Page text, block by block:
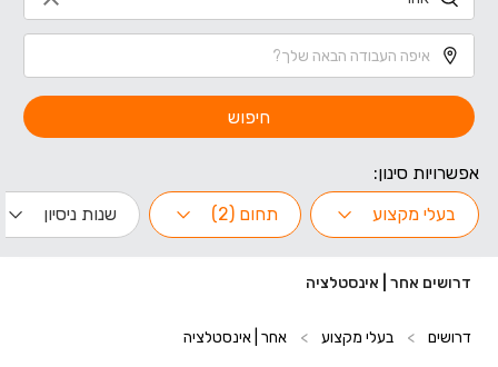
חיפוש
אפשרויות סינון:
בעלי מקצוע
תחום (2) שנות ניסיון
דרושים אחר | אינסטלציה
דרושים > בעלי מקצוע > אחר | אינסטלציה